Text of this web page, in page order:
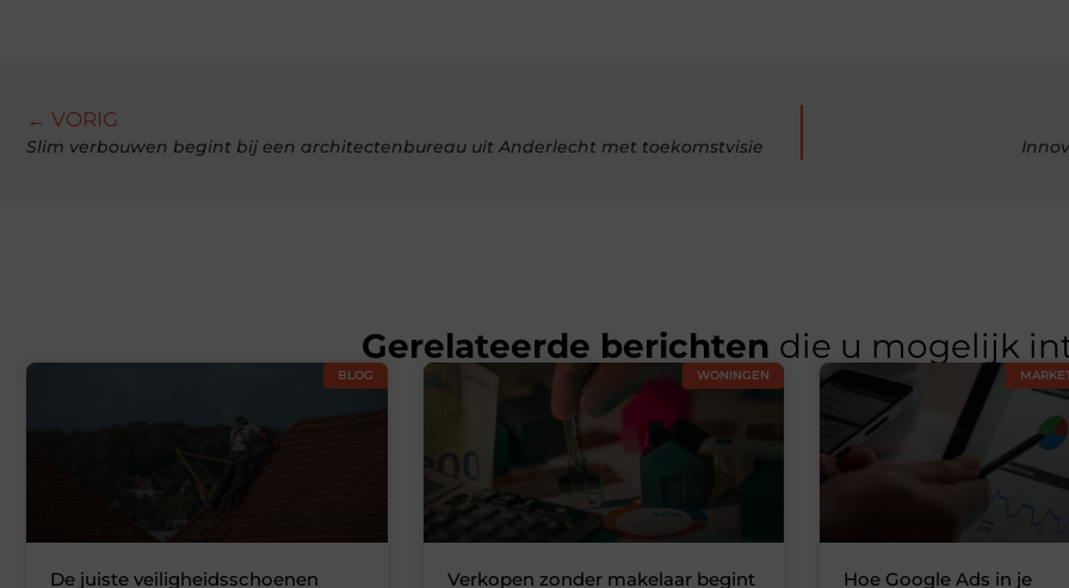
← VORIG
Slim verbouwen begint bij een architectenbureau uit Anderlecht met toekomstvisie
Gerelateerde berichten die u mogelijk
BLOG
De juiste veiligheidsschoenen
WONINGEN
Verkopen zonder makelaar begint
Hoe Google Ads in je